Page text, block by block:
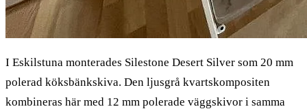
I Eskilstuna monterades Silestone Desert Silver som 20 mm
polerad köksbänkskiva. Den ljusgrå kvartskompositen
kombineras här med 12 mm polerade väggskivor i samma